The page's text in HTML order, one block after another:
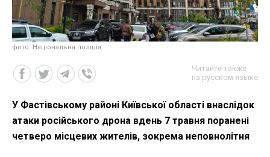
фото: Національна поліція
Читайте также
на русском языке
У Фастівському районі Київської області внаслідок
атаки російського дрона вдень 7 травня поранені
четверо місцевих жителів, зокрема неповнолітня